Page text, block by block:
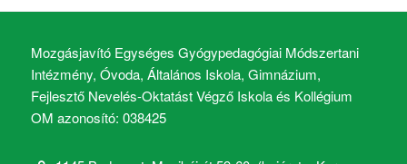
Mozgásjavító Egységes Gyógypedagógiai Módszertani
Intézmény, Óvoda, Általános Iskola, Gimnázium,
Fejlesztő Nevelés-Oktatást Végző Iskola és Kollégium
OM azonosító: 038425